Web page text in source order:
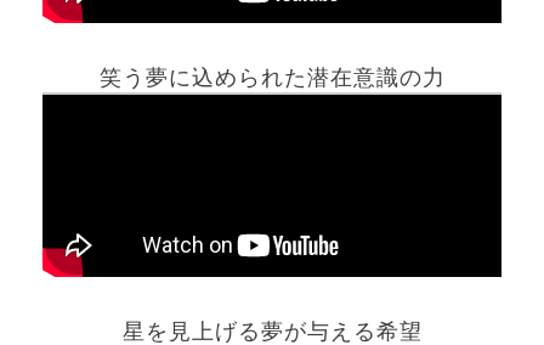
笑う夢に込められた潜在意識の力
星を見上げる夢が与える希望
ホーム